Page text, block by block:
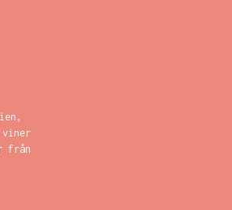
viner
från